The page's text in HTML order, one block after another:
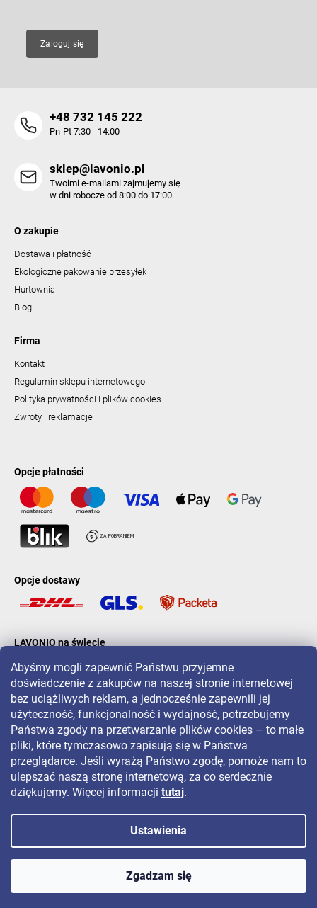
Abyśmy mogli zapewnić Państwu przyjemne
doświadczenie z zakupów na naszej stronie internetowej
bez uciążliwych reklam, a jednocześnie zapewnili jej
użyteczność, funkcjonalność i wydajność, potrzebujemy
Państwa zgody na przetwarzanie plików cookies – to małe
pliki, które tymczasowo zapisują się w Państwa
przeglądarce. Jeśli wyrażą Państwo zgodę, pomoże nam to
ulepszać naszą stronę internetową, za co serdecznie
dziękujemy. Więcej informacji tutaj.
Ustawienia
Zgadzam się
Zaloguj się
+48 732 145 222
Pn-Pt 7:30 - 14:00
sklep@lavonio.pl
Twoimi e-mailami zajmujemy się
w dni robocze od 8:00 do 17:00.
O zakupie
Dostawa i płatność
Ekologiczne pakowanie przesyłek
Hurtownia
Blog
Firma
Kontakt
Regulamin sklepu internetowego
Polityka prywatności i plików cookies
Zwroty i reklamacje
Opcje płatności
Opcje dostawy
LAVONIO na świecie
Aby być na bieżąco z promocjami, konkursami i zniżkami, śledź nas
na:
Copyright 2026 LAVONIO.pl. Wszystkie prawa zastrzeżone.